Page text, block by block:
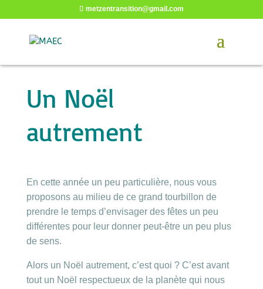
metzentransition@gmail.com
Un Noël
autrement
En cette année un peu particulière, nous vous
proposons au milieu de ce grand tourbillon de
prendre le temps d’envisager des fêtes un peu
différentes pour leur donner peut-être un peu plus
de sens.
Alors un Noël autrement, c’est quoi ? C’est avant
tout un Noël respectueux de la planète qui nous